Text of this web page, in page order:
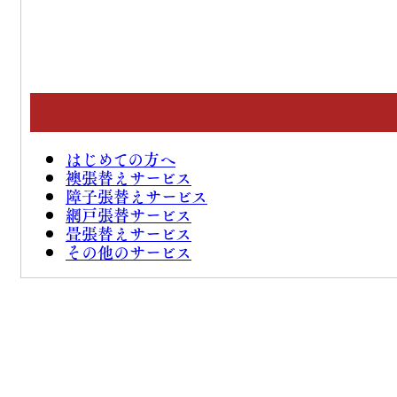
はじめての方へ
襖張替えサービス
障子張替えサービス
網戸張替サービス
畳張替えサービス
その他のサービス